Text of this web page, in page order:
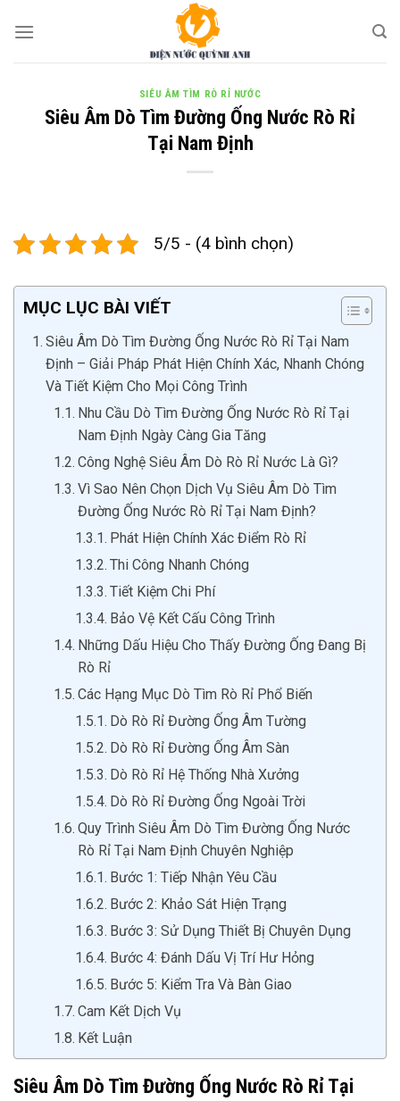
SIÊU ÂM TÌM RÒ RỈ NƯỚC
Siêu Âm Dò Tìm Đường Ống Nước Rò Rỉ
Tại Nam Định
5/5 - (4 bình chọn)
MỤC LỤC BÀI VIẾT
Siêu Âm Dò Tìm Đường Ống Nước Rò Rỉ Tại Nam
Định – Giải Pháp Phát Hiện Chính Xác, Nhanh Chóng
Và Tiết Kiệm Cho Mọi Công Trình
Nhu Cầu Dò Tìm Đường Ống Nước Rò Rỉ Tại
Nam Định Ngày Càng Gia Tăng
Công Nghệ Siêu Âm Dò Rò Rỉ Nước Là Gì?
Vì Sao Nên Chọn Dịch Vụ Siêu Âm Dò Tìm
Đường Ống Nước Rò Rỉ Tại Nam Định?
Phát Hiện Chính Xác Điểm Rò Rỉ
Thi Công Nhanh Chóng
Tiết Kiệm Chi Phí
Bảo Vệ Kết Cấu Công Trình
Những Dấu Hiệu Cho Thấy Đường Ống Đang Bị
Rò Rỉ
Các Hạng Mục Dò Tìm Rò Rỉ Phổ Biến
Dò Rò Rỉ Đường Ống Âm Tường
Dò Rò Rỉ Đường Ống Âm Sàn
Dò Rò Rỉ Hệ Thống Nhà Xưởng
Dò Rò Rỉ Đường Ống Ngoài Trời
Quy Trình Siêu Âm Dò Tìm Đường Ống Nước
Rò Rỉ Tại Nam Định Chuyên Nghiệp
Bước 1: Tiếp Nhận Yêu Cầu
Bước 2: Khảo Sát Hiện Trạng
Bước 3: Sử Dụng Thiết Bị Chuyên Dụng
Bước 4: Đánh Dấu Vị Trí Hư Hỏng
Bước 5: Kiểm Tra Và Bàn Giao
Cam Kết Dịch Vụ
Kết Luận
Siêu Âm Dò Tìm Đường Ống Nước Rò Rỉ Tại